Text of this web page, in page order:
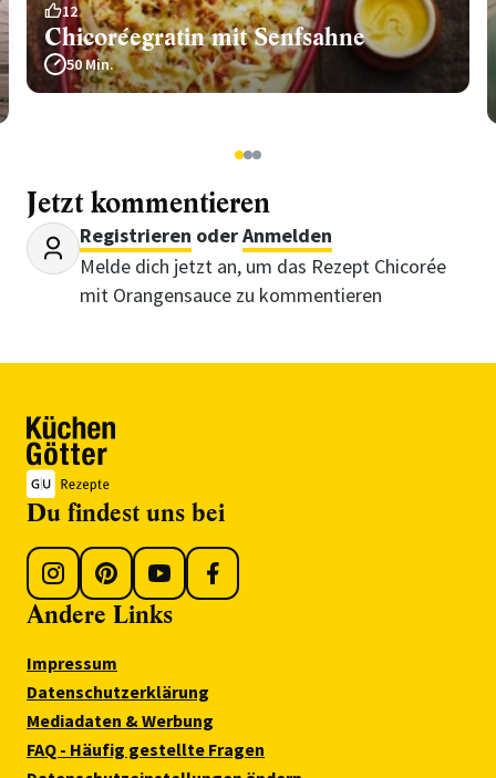
12
Chicoréegratin mit Senfsahne
50 Min.
123
Jetzt kommentieren
Registrieren oderAnmelden
Melde dich jetzt an, um das Rezept Chicorée
mit Orangensauce zu kommentieren
Du findest uns bei
Andere Links
Impressum
Datenschutzerklärung
Mediadaten & Werbung
FAQ - Häufig gestellte Fragen